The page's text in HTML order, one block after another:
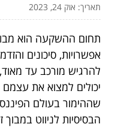
תאריך: אוק 24, 2023
תחום ההשקעה הוא
אפשרויות, סיכונים
להרגיש מורכב עד
יכולים למצוא את
שההימור בעולם
הבסיסיות לניווט